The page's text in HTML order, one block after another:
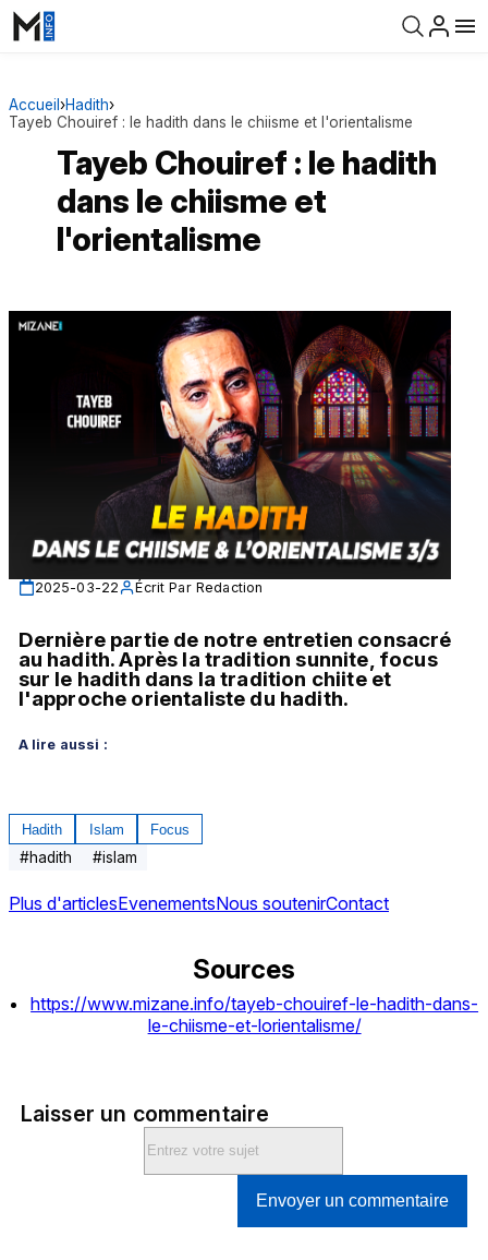
Accueil ›Hadith›
Tayeb Chouiref : le hadith dans le chiisme et l'orientalisme
Tayeb Chouiref : le hadith
dans le chiisme et
l'orientalisme
2025-03-22 Écrit Par Redaction
Dernière partie de notre entretien consacré
au hadith. Après la tradition sunnite, focus
sur le hadith dans la tradition chiite et
l'approche orientaliste du hadith.
A lire aussi :
Hadith Islam Focus
#hadith #islam
Plus d'articlesEvenementsNous soutenirContact
Sources
https://www.mizane.info/tayeb-chouiref-le-hadith-dans-
le-chiisme-et-lorientalisme/
Laisser un commentaire
Envoyer un commentaire